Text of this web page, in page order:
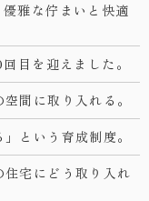
雅な佇まいと快適
目を迎えました。
間に取り入れる。
という育成制度。
宅にどう取り入れ